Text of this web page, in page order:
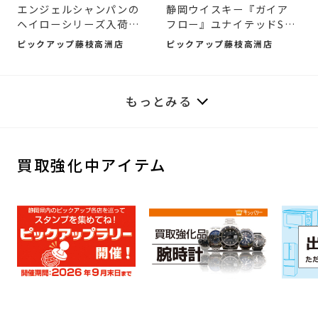
エンジェルシャンパンの
ヘイローシリーズ入荷し
ま...
ピックアップ藤枝高洲店
静岡ウイスキー『ガイア
フロー』ユナイテッドS
（20...
ピックアップ藤枝高洲店
もっとみる
買取強化中アイテム